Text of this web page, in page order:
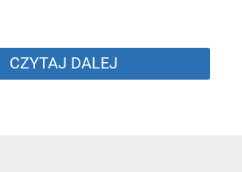
CZYTAJ DALEJ